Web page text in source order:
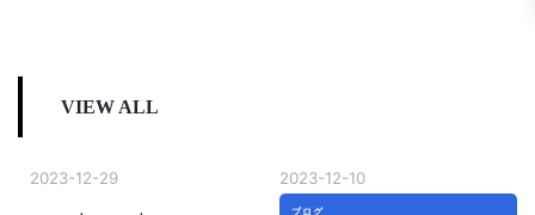
VIEW ALL
2023-12-29
, ,
2023-12-10
ブログ